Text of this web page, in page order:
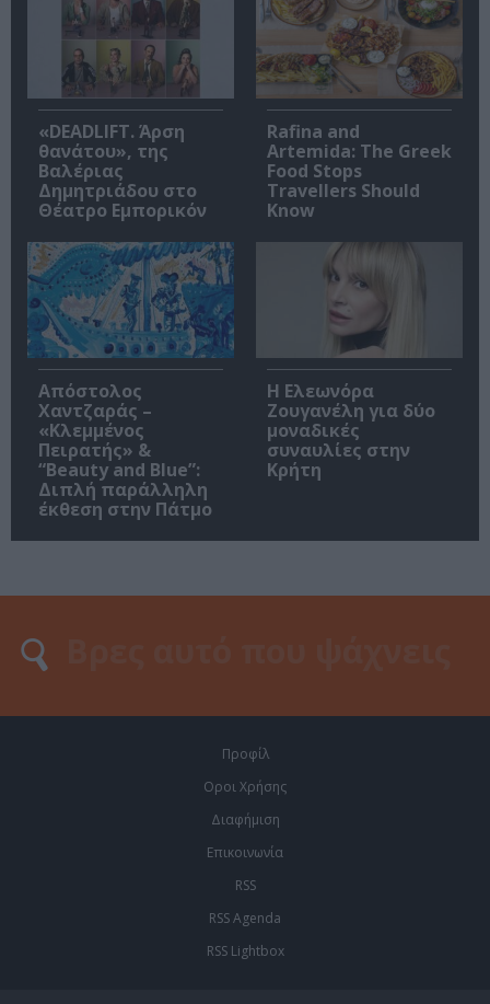
«DEADLIFT. Άρση
θανάτου», της
Βαλέριας
Δημητριάδου στο
Θέατρο Εμπορικόν
Rafina and
Artemida: The Greek
Food Stops
Travellers Should
Know
Απόστολος
Χαντζαράς –
«Κλεμμένος
Πειρατής» &
“Beauty and Blue”:
Διπλή παράλληλη
έκθεση στην Πάτμο
Η Ελεωνόρα
Ζουγανέλη για δύο
μοναδικές
συναυλίες στην
Κρήτη
Προφίλ
Οροι Χρήσης
Διαφήμιση
Επικοινωνία
RSS
RSS Agenda
RSS Lightbox